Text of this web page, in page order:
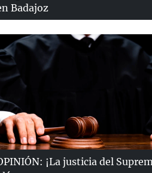
Badajoz
¡La justicia del